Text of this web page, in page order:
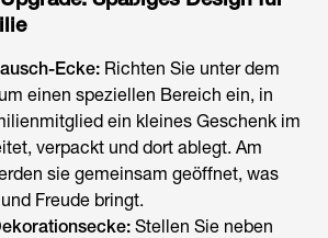
Ecke: Richten Sie unter dem
einen speziellen Bereich ein, in
ein kleines Geschenk im
verpackt und dort ablegt. Am
sie gemeinsam geöffnet, was
Freude bringt.
Stellen Sie neben